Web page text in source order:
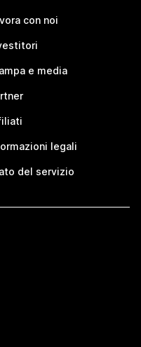
con noi
e media
legali
del servizio